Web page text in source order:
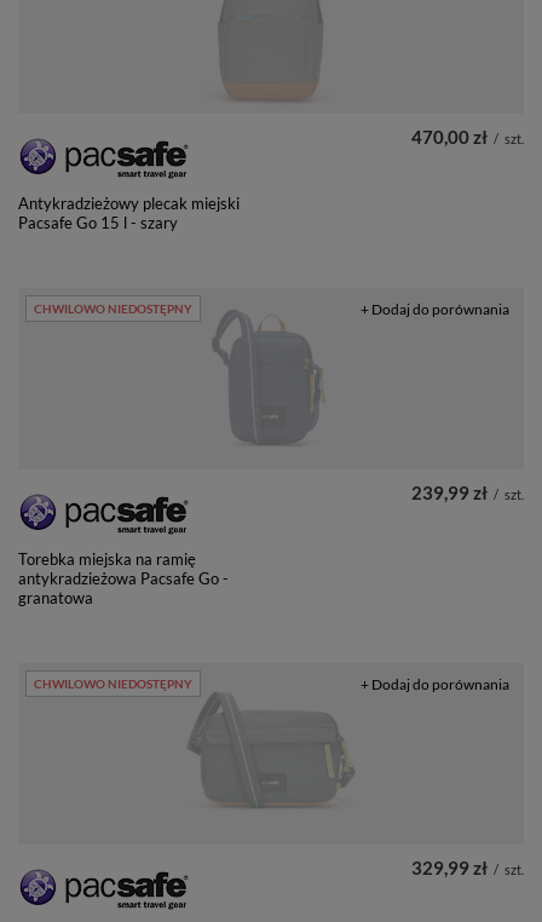
Antykradzieżowy plecak miejski
Pacsafe Go 15 l - szary
470,00 zł / szt.
CHWILOWO NIEDOSTĘPNY
Torebka miejska na ramię
antykradzieżowa Pacsafe Go -
granatowa
239,99 zł / szt.
+ Dodaj do porównania
CHWILOWO NIEDOSTĘPNY
329,99 zł / szt.
+ Dodaj do porównania